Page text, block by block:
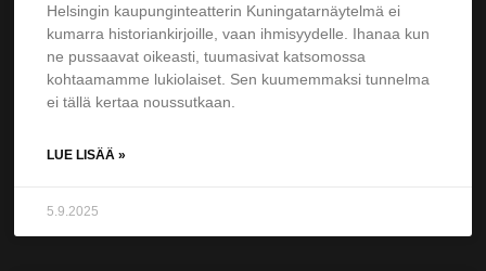
Helsingin kaupunginteatterin Kuningatarnäytelmä ei
kumarra historiankirjoille, vaan ihmisyydelle. Ihanaa kun
ne pussaavat oikeasti, tuumasivat katsomossa
kohtaamamme lukiolaiset. Sen kuumemmaksi tunnelma
ei tällä kertaa noussutkaan.
LUE LISÄÄ »
5.9.2025